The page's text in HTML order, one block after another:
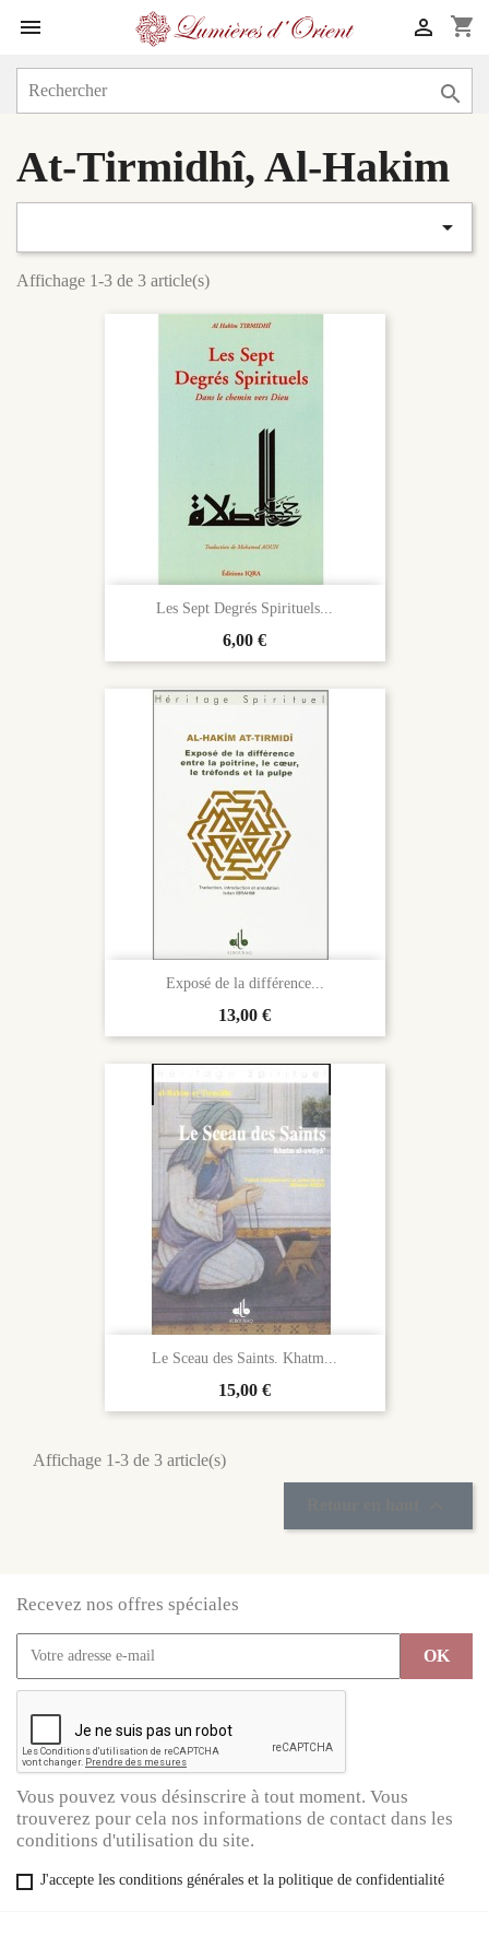
 shopping_cart


At-Tirmidhî, Al-Hakim

Affichage 1-3 de 3 article(s)
Les Sept Degrés Spirituels...
Prix
6,00 €
Exposé de la différence...
Prix
13,00 €
Le Sceau des Saints. Khatm...
Prix
15,00 €
Affichage 1-3 de 3 article(s)
Recevez nos offres spéciales
Vous pouvez vous désinscrire à tout moment. Vous
trouverez pour cela nos informations de contact dans les
conditions d'utilisation du site.
J'accepte les conditions générales et la politique de confidentialité